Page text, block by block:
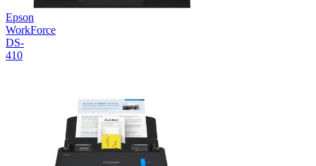
Epson
WorkForce
DS-
410